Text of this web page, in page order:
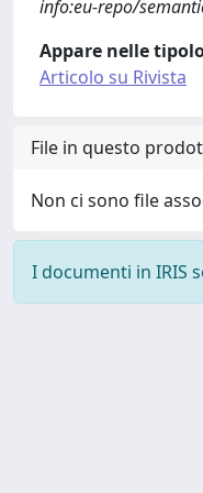
info:eu-repo/
Appare nelle
Articolo su Rivista
File in questo
Non ci sono file
I documenti in IRIS